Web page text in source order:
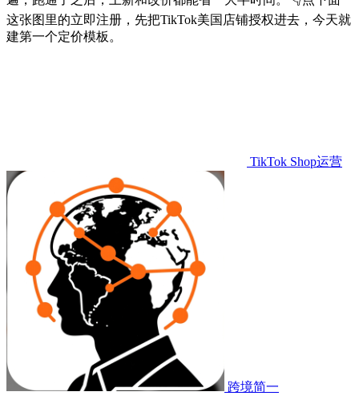
这张图里的立即注册，先把TikTok美国店铺授权进去，今天就
建第一个定价模板。
TikTok Shop运营
跨境简一